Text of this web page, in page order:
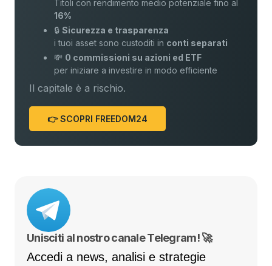
Titoli con rendimento medio potenziale fino al
16%
🔒Sicurezza e trasparenza
i tuoi asset sono custoditi in conti separati
💸 0 commissioni su azioni ed ETF
per iniziare a investire in modo efficiente
Il capitale è a rischio.
👉 SCOPRI FREEDOM24
Unisciti al nostro canale Telegram! 🚀
Accedi a news, analisi e strategie